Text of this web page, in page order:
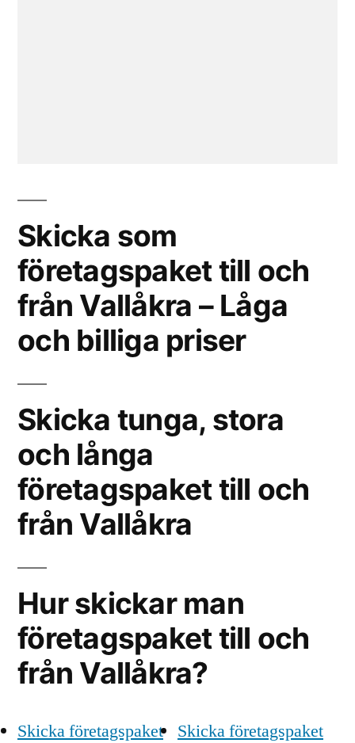
Skicka som
företagspaket till och
från Vallåkra – Låga
och billiga priser
Skicka tunga, stora
och långa
företagspaket till och
från Vallåkra
Hur skickar man
företagspaket till och
från Vallåkra?
Skicka företagspaket
Skicka företagspaket